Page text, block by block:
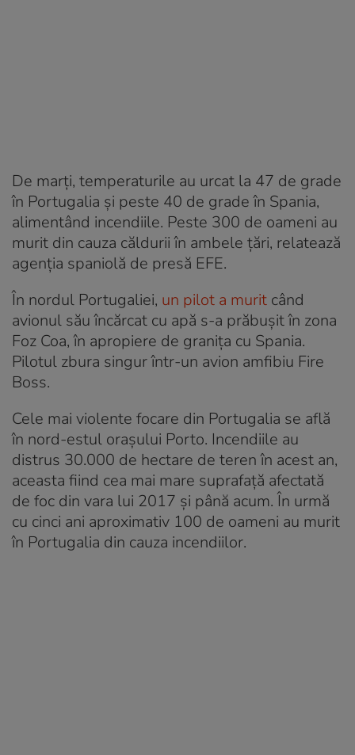
De marți, temperaturile au urcat la 47 de grade
în Portugalia și peste 40 de grade în Spania,
alimentând incendiile. Peste 300 de oameni au
murit din cauza căldurii în ambele țări, relatează
agenția spaniolă de presă EFE.
În nordul Portugaliei, un pilot a murit când
avionul său încărcat cu apă s-a prăbușit în zona
Foz Coa, în apropiere de granița cu Spania.
Pilotul zbura singur într-un avion amfibiu Fire
Boss.
Cele mai violente focare din Portugalia se află
în nord-estul orașului Porto. Incendiile au
distrus 30.000 de hectare de teren în acest an,
aceasta fiind cea mai mare suprafață afectată
de foc din vara lui 2017 și până acum. În urmă
cu cinci ani aproximativ 100 de oameni au murit
în Portugalia din cauza incendiilor.